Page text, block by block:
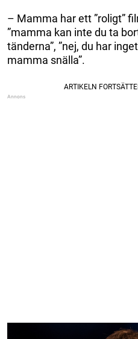
– Mamma har ett ”roligt”
”mamma kan inte du ta
tänderna”, ”nej, du har
mamma snälla”.